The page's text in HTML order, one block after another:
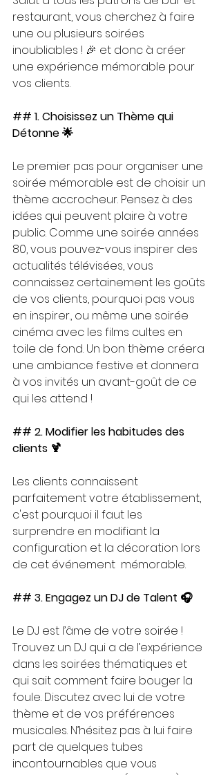
restaurant, vous cherchez à faire
une ou plusieurs soirées
inoubliables ! 🎉 et donc à créer
une expérience mémorable pour
vos clients.
## 1. Choisissez un Thème qui
Détonne 🌟
Le premier pas pour organiser une
soirée mémorable est de choisir un
thème accrocheur. Pensez à des
idées qui peuvent plaire à votre
public. Comme une soirée années
80, vous pouvez-vous inspirer des
actualités télévisées, vous
connaissez certainement les goûts
de vos clients, pourquoi pas vous
en inspirer., ou même une soirée
cinéma avec les films cultes en
toile de fond. Un bon thème créera
une ambiance festive et donnera
à vos invités un avant-goût de ce
qui les attend !
## 2. Modifier les habitudes des
clients 🍹
Les clients connaissent
parfaitement votre établissement,
c'est pourquoi il faut les
surprendre en modifiant la
configuration et la décoration lors
de cet événement  mémorable.
## 3. Engagez un DJ de Talent 🎧
Le DJ est l’âme de votre soirée !
Trouvez un DJ qui a de l’expérience
dans les soirées thématiques et
qui sait comment faire bouger la
foule. Discutez avec lui de votre
thème et de vos préférences
musicales. N’hésitez pas à lui faire
part de quelques tubes
incontournables que vous